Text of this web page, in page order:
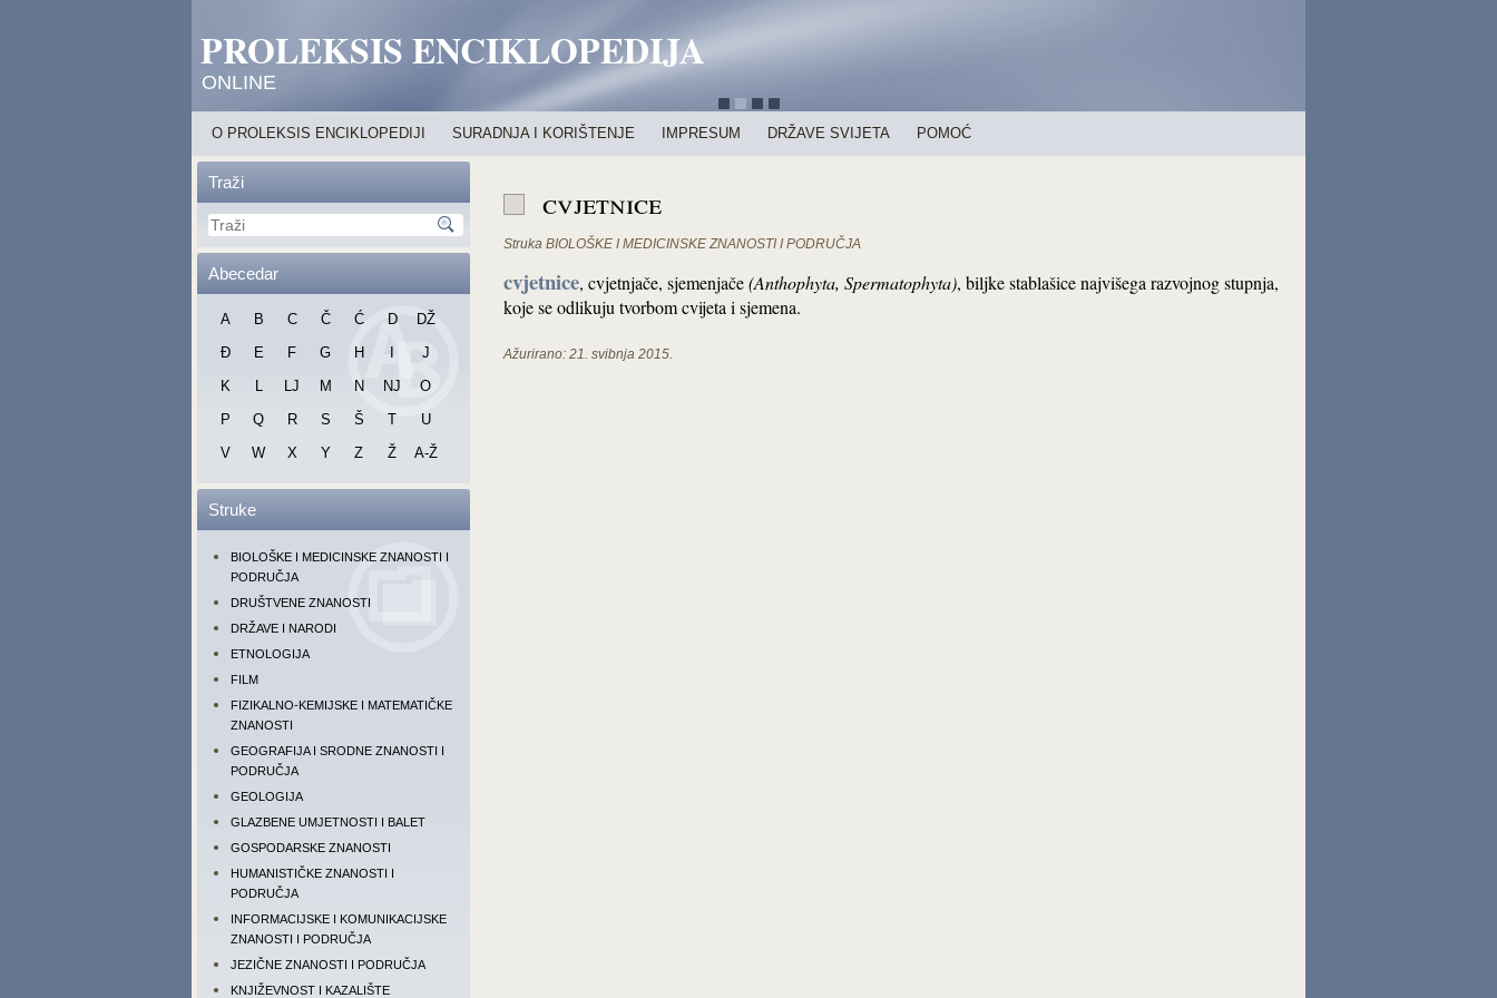
PROLEKSIS ENCIKLOPEDIJA
ONLINE
O PROLEKSIS ENCIKLOPEDIJI SURADNJA I KORIŠTENJE IMPRESUM DRŽAVE SVIJETA POMOĆ
Traži
Abecedar
A B C Č Ć D
DŽ
Đ
E F G H
J
K
L LJ M N NJ
O
P
Q R S Š T
U
V
W X Y Z Ž A-Ž
Struke
BIOLOŠKE I MEDICINSKE ZNANOSTI I
PODRUČJA
DRUŠTVENE ZNANOSTI
DRŽAVE I NARODI
ETNOLOGIJA
FILM
FIZIKALNO-KEMIJSKE I MATEMATIČKE
ZNANOSTI
GEOGRAFIJA I SRODNE ZNANOSTI I
PODRUČJA
GEOLOGIJA
GLAZBENE UMJETNOSTI I BALET
GOSPODARSKE ZNANOSTI
HUMANISTIČKE ZNANOSTI I
PODRUČJA
INFORMACIJSKE I KOMUNIKACIJSKE
ZNANOSTI I PODRUČJA
JEZIČNE ZNANOSTI I PODRUČJA
KNJIŽEVNOST I KAZALIŠTE
cvjetnice
Struka BIOLOŠKE I MEDICINSKE ZNANOSTI I PODRUČJA
cvjetnice, cvjetnjače, sjemenjače(Anthophyta, Spermatophyta), biljke stablašice najvišega razvojnog stupnja,
koje se odlikuju tvorbom cvijeta i sjemena.
Ažurirano: 21. svibnja 2015.